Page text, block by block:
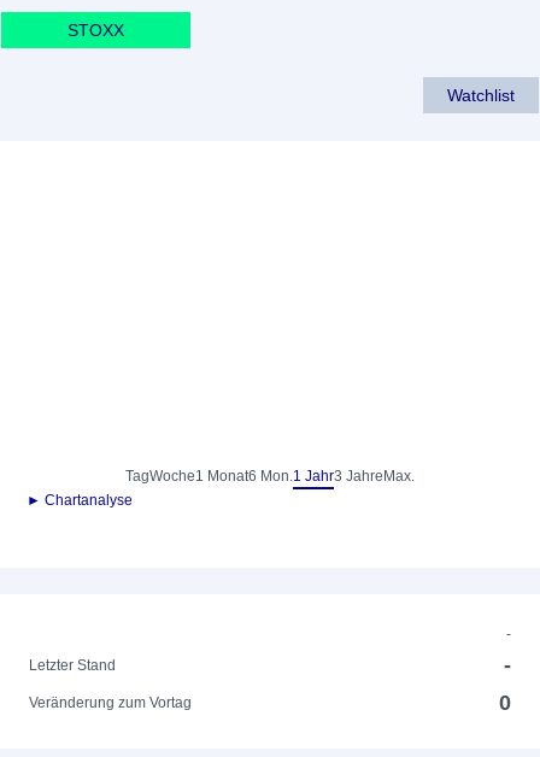
STOXX
Watchlist
TagWoche1 Monat6 Mon.1 Jahr3 Jahre Max.
► Chartanalyse
-
Letzter Stand
-
Veränderung zum Vortag 0